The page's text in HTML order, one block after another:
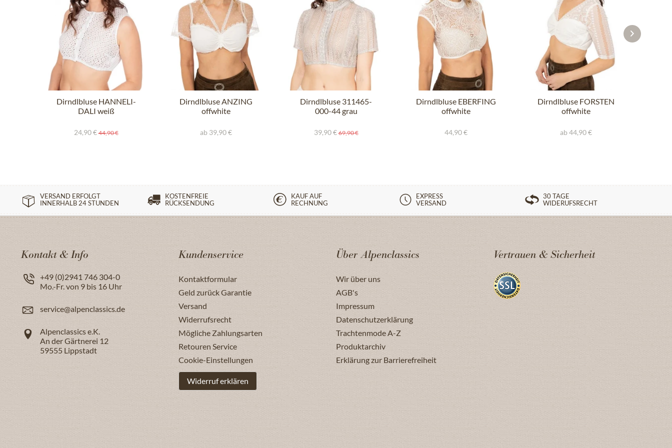
Dirndlbluse HANNELI-
DALI weiß
24,90 € 44,90 €
Dirndlbluse ANZING
offwhite
ab 39,90 €
Dirndlbluse 311465-
000-44 grau
39,90 € 69,90 €
Dirndlbluse EBERFING
offwhite
44,90 €
Dirndlbluse FORSTEN
offwhite
ab 44,90 €
VERSAND ERFOLGT
INNERHALB 24 STUNDEN
KOSTENFREIE
RÜCKSENDUNG
KAUF AUF
RECHNUNG
EXPRESS
VERSAND
30 TAGE
WIDERUFSRECHT
Kontakt & Info
+49 (0)2941 746 304-0
Mo.-Fr. von 9 bis 16 Uhr
service@alpenclassics.de
Alpenclassics e.K.
An der Gärtnerei 12
59555 Lippstadt
Kundenservice
Kontaktformular
Geld zurück Garantie
Versand
Widerrufsrecht
Mögliche Zahlungsarten
Retouren Service
Cookie-Einstellungen
Widerruf erklären
Über Alpenclassics
Wir über uns
AGB's
Impressum
Datenschutzerklärung
Trachtenmode A-Z
Produktarchiv
Erklärung zur Barrierefreiheit
Vertrauen & Sicherheit